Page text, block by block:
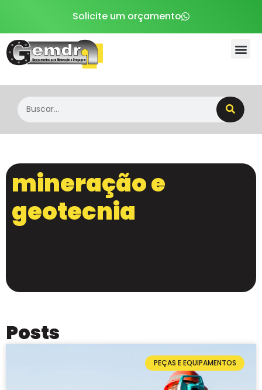
Solicite um orçamento
mineração e
geotecnia
Posts
PEÇAS E EQUIPAMENTOS